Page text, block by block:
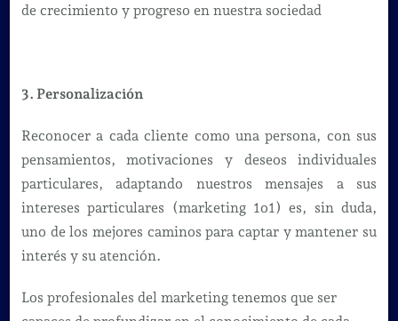
de crecimiento y progreso en nuestra sociedad
3. Personalización
Reconocer a cada cliente como una persona, con sus
pensamientos, motivaciones y deseos individuales
particulares, adaptando nuestros mensajes a sus
intereses particulares (marketing 1o1) es, sin duda,
uno de los mejores caminos para captar y mantener su
interés y su atención.
Los profesionales del marketing tenemos que ser